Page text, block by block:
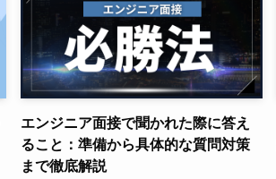
エンジニア面接で聞かれた際に答え
ること：準備から具体的な質問対策
まで徹底解説